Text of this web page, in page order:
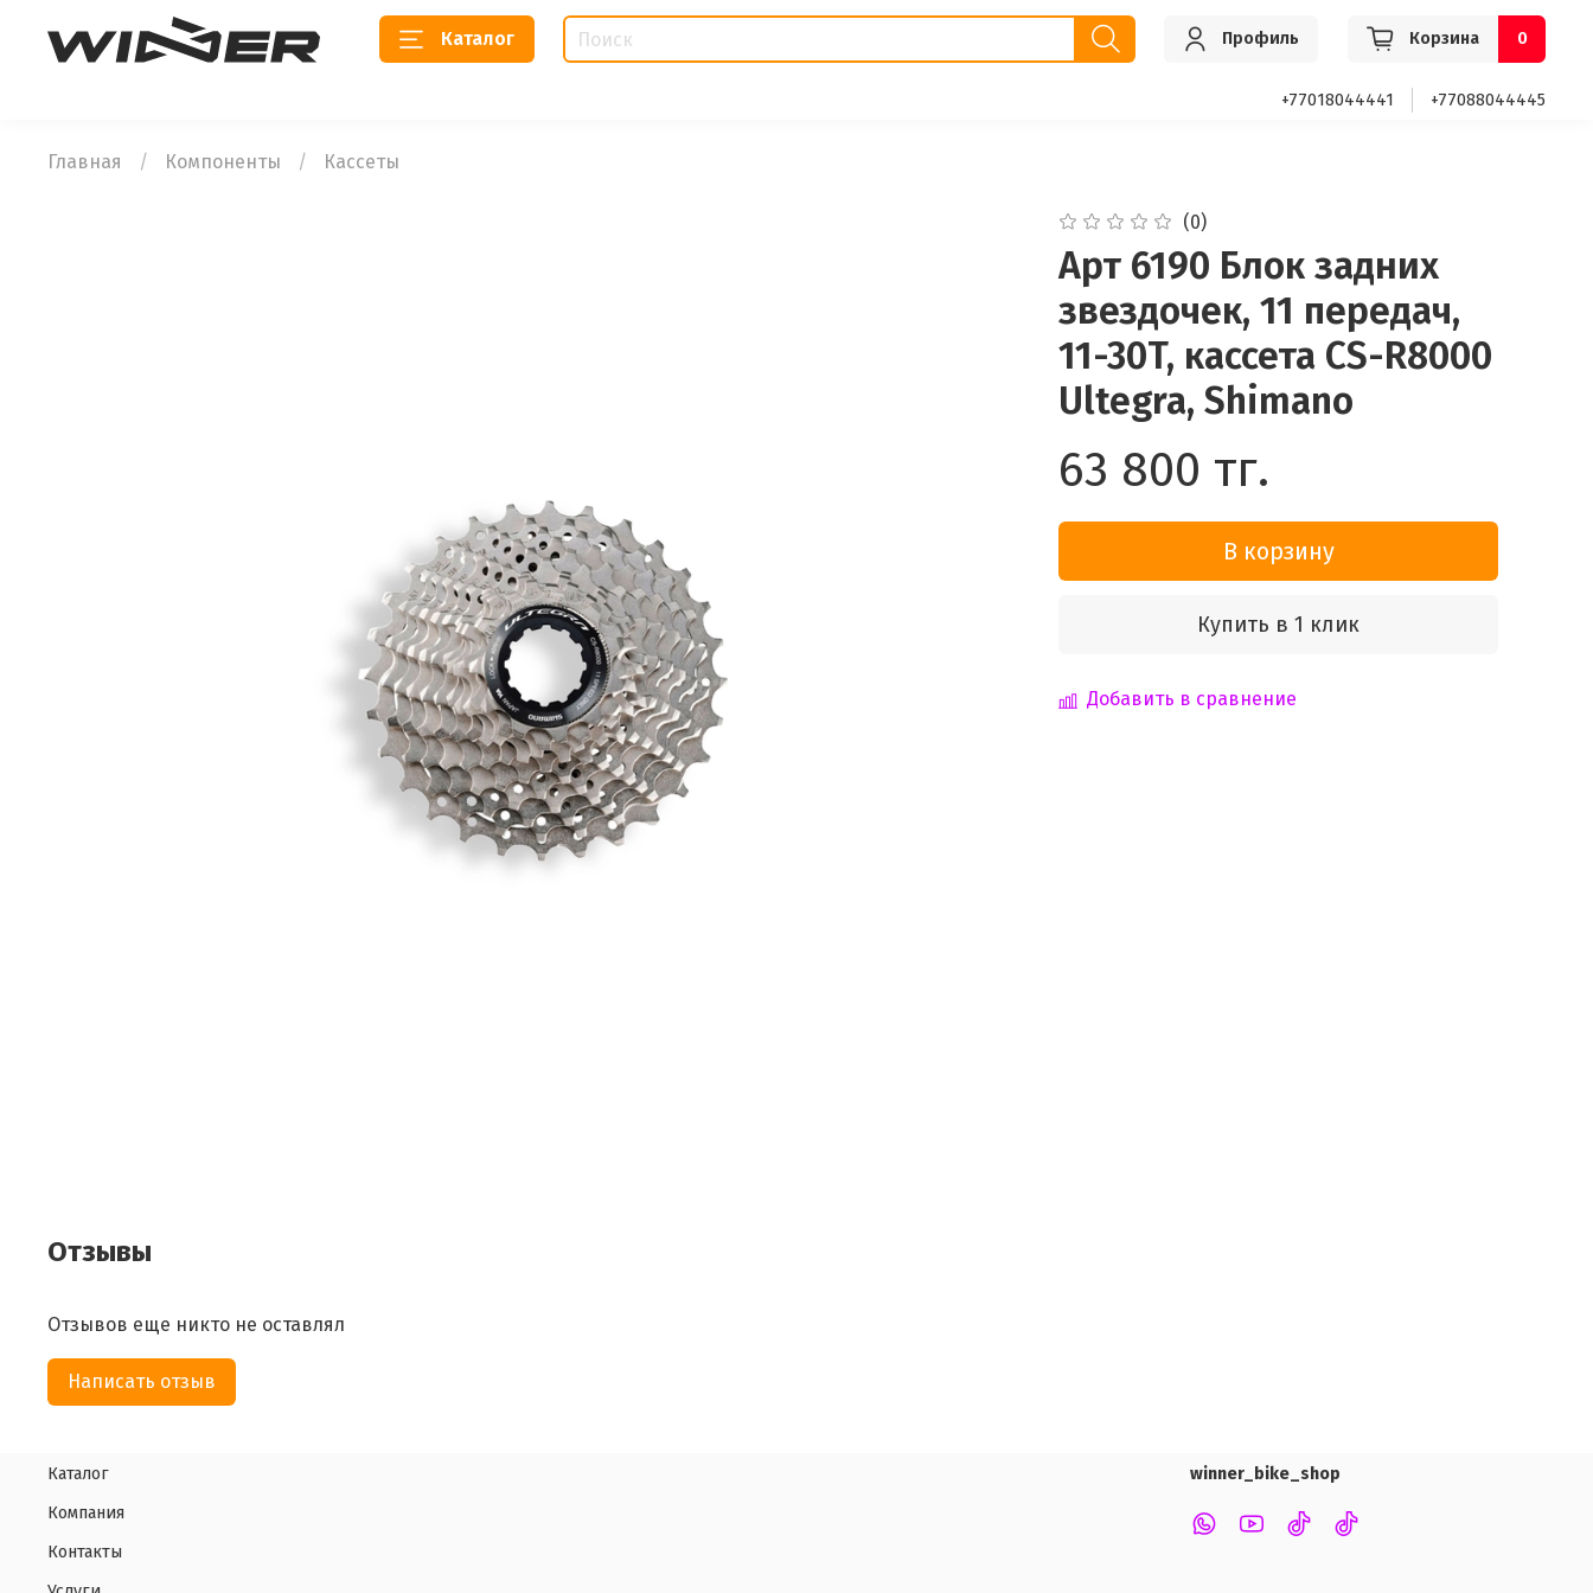
Каталог Профиль Корзина 0
+77018044441 +77088044445
Главная Компоненты Кассеты
(0)
Арт 6190 Блок задних
звездочек, 11 передач,
11-30T, кассета CS-R8000
Ultegra, Shimano
63 800 тг.
В корзину
Купить в 1 клик
Добавить в сравнение
Отзывы
Отзывов еще никто не оставлял
Написать отзыв
Каталог
Компания
Контакты
winner_bike_shop